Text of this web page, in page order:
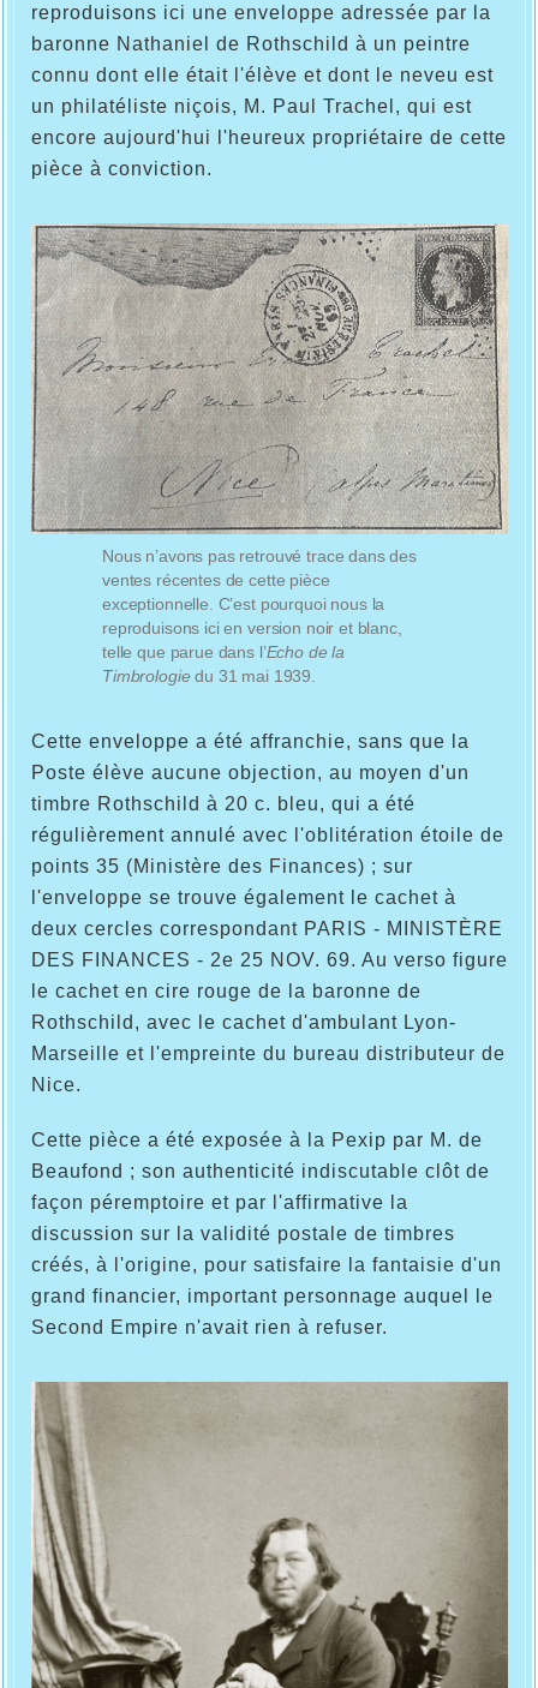
reproduisons ici une enveloppe adressée par la
baronne Nathaniel de Rothschild à un peintre
connu dont elle était l'élève et dont le neveu est
un philatéliste niçois, M. Paul Trachel, qui est
encore aujourd'hui l'heureux propriétaire de cette
pièce à conviction.
Nous n’avons pas retrouvé trace dans des
ventes récentes de cette pièce
exceptionnelle. C’est pourquoi nous la
reproduisons ici en version noir et blanc,
telle que parue dans l’Echo de la
Timbrologiedu 31 mai 1939.
Cette enveloppe a été affranchie, sans que la
Poste élève aucune objection, au moyen d'un
timbre Rothschild à 20 c. bleu, qui a été
régulièrement annulé avec l'oblitération étoile de
points 35 (Ministère des Finances) ; sur
l'enveloppe se trouve également le cachet à
deux cercles correspondant PARIS - MINISTÈRE
DES FINANCES - 2e 25 NOV. 69. Au verso figure
le cachet en cire rouge de la baronne de
Rothschild, avec le cachet d'ambulant Lyon-
Marseille et l'empreinte du bureau distributeur de
Nice.
Cette pièce a été exposée à la Pexip par M. de
Beaufond ; son authenticité indiscutable clôt de
façon péremptoire et par l'affirmative la
discussion sur la validité postale de timbres
créés, à l'origine, pour satisfaire la fantaisie d'un
grand financier, important personnage auquel le
Second Empire n'avait rien à refuser.